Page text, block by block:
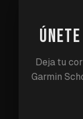
Por qué
Una carrera
Deja tu
Garmin